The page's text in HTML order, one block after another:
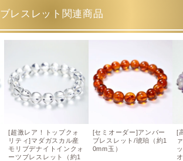
ブレスレット関連商品
[超激レア！トップクォ
リティ]マダガスカル産
モリブデナイトインクォ
ーツブレスレット（約1
[セミオーダー]アンバー
ブレスレット/琥珀（約1
0mm玉）
[